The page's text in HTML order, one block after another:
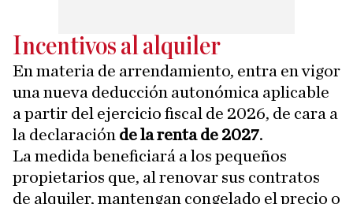
Incentivos al alquiler
En materia de arrendamiento, entra en vigor
una nueva deducción autonómica aplicable
a partir del ejercicio fiscal de 2026, de cara a
la declaración de la renta de 2027.
La medida beneficiará a los pequeños
propietarios que, al renovar sus contratos
de alquiler, mantengan congelado el precio o